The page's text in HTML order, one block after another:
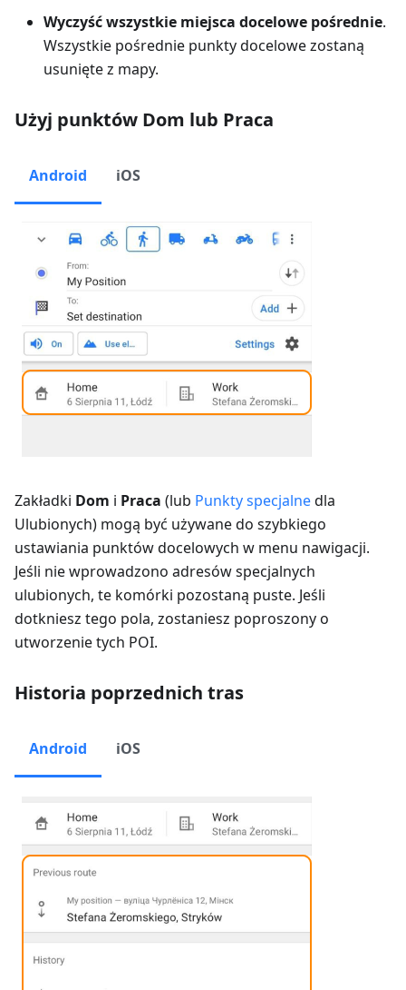
Wyczyść wszystkie miejsca docelowe pośrednie.
Wszystkie pośrednie punkty docelowe zostaną
usunięte z mapy.
Użyj punktów Dom lub Praca
Android iOS
Zakładki Dom i Praca (lub Punkty specjalnedla
Ulubionych) mogą być używane do szybkiego
ustawiania punktów docelowych w menu nawigacji.
Jeśli nie wprowadzono adresów specjalnych
ulubionych, te komórki pozostaną puste. Jeśli
dotkniesz tego pola, zostaniesz poproszony o
utworzenie tych POI.
Historia poprzednich tras
Android iOS